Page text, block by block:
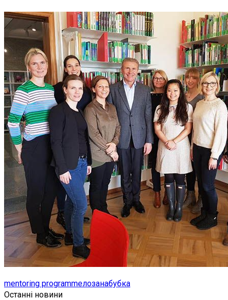
mentoring programmeлозанабубка
Останні новини